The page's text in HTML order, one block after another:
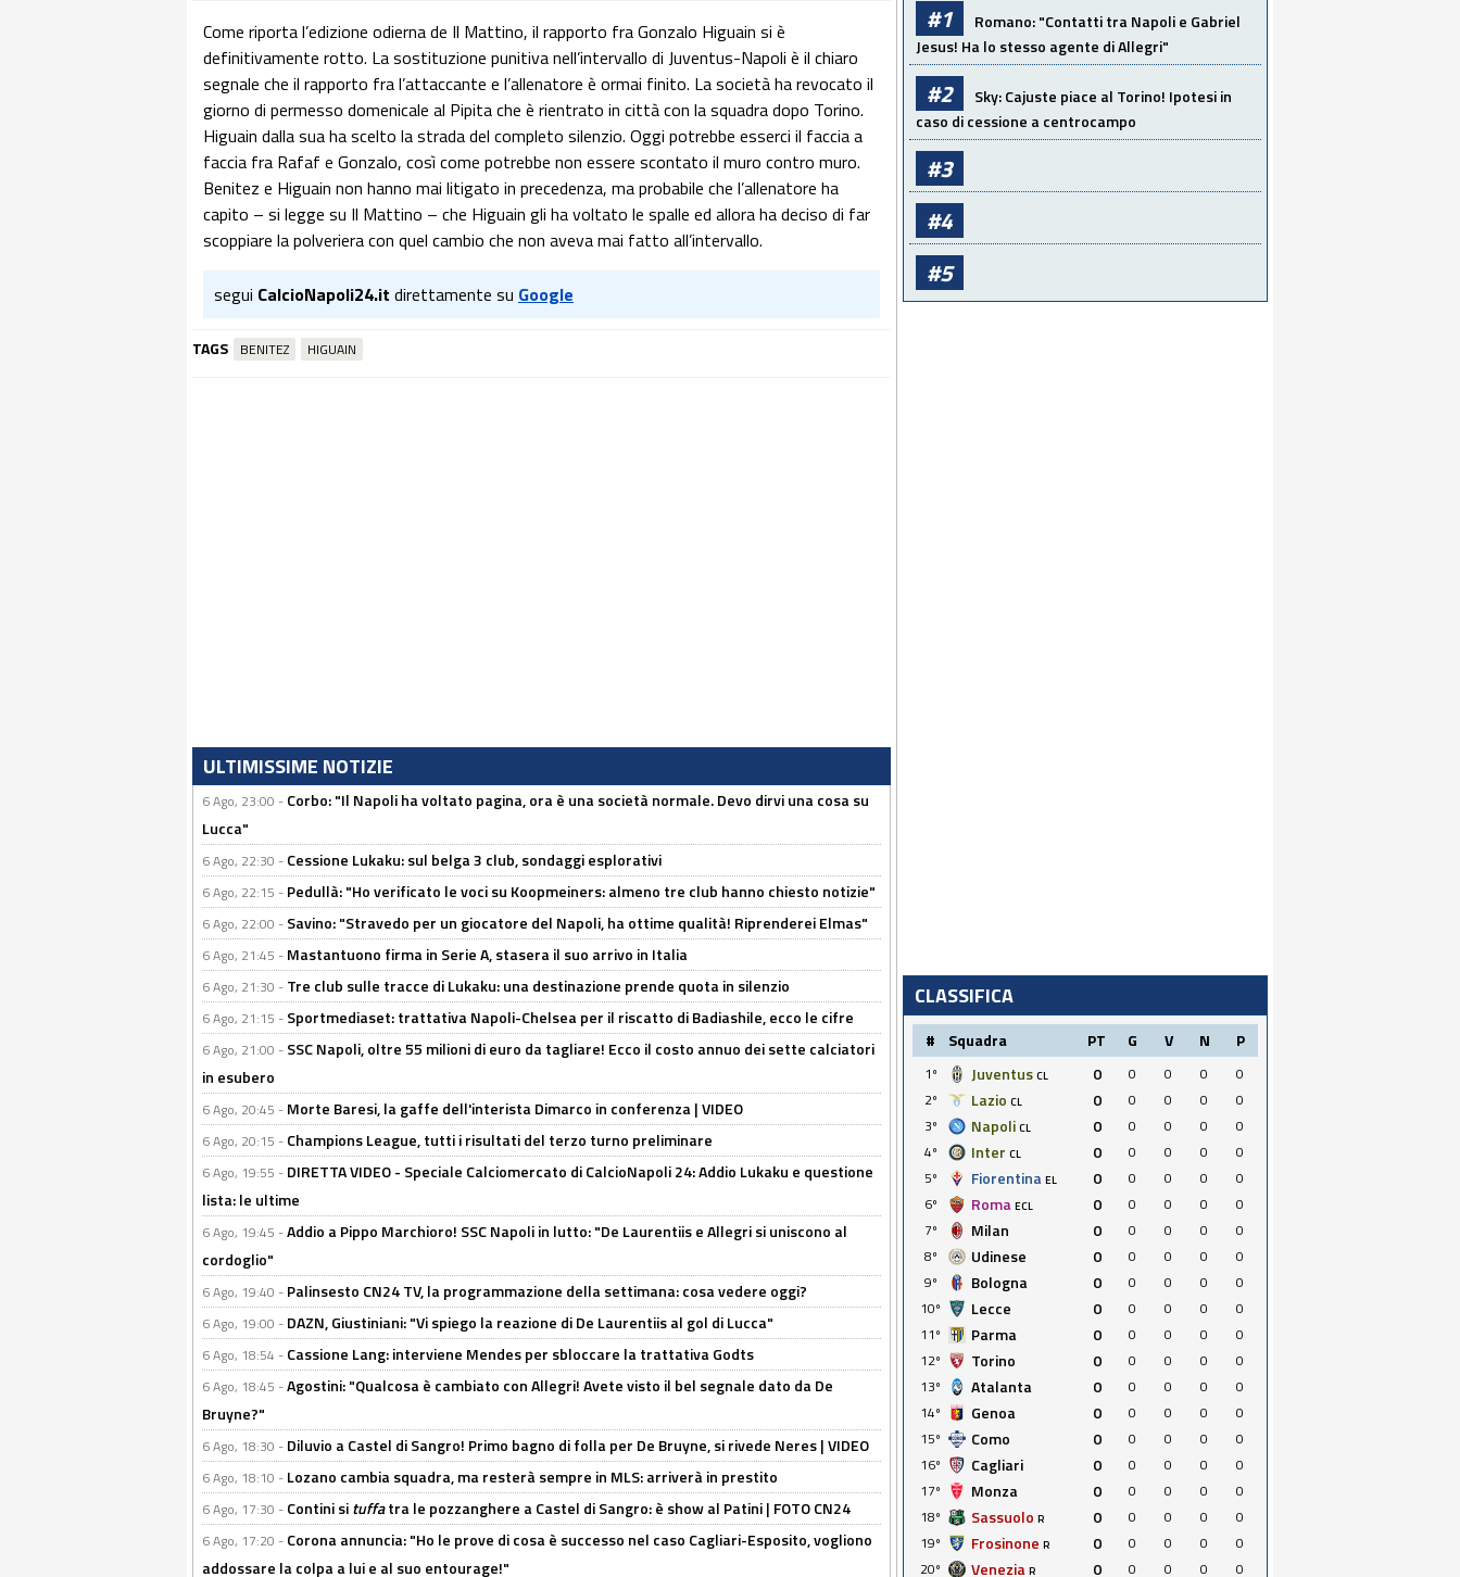
Come riporta l’edizione odierna de Il Mattino, il rapporto fra Gonzalo Higuain si è
definitivamente rotto. La sostituzione punitiva nell’intervallo di Juventus-Napoli è il chiaro
segnale che il rapporto fra l’attaccante e l’allenatore è ormai finito. La società ha revocato il
giorno di permesso domenicale al Pipita che è rientrato in città con la squadra dopo Torino.
Higuain dalla sua ha scelto la strada del completo silenzio. Oggi potrebbe esserci il faccia a
faccia fra Rafaf e Gonzalo, così come potrebbe non essere scontato il muro contro muro.
Benitez e Higuain non hanno mai litigato in precedenza, ma probabile che l’allenatore ha
capito – si legge su Il Mattino – che Higuain gli ha voltato le spalle ed allora ha deciso di far
scoppiare la polveriera con quel cambio che non aveva mai fatto all’intervallo.
segui CalcioNapoli24.it direttamente su Google
TAGS BENITEZ HIGUAIN
ULTIMISSIME NOTIZIE
6 Ago, 23:00 - Corbo: "Il Napoli ha voltato pagina, ora è una società normale. Devo dirvi una cosa su
Lucca"
6 Ago, 22:30 - Cessione Lukaku: sul belga 3 club, sondaggi esplorativi
6 Ago, 22:15 - Pedullà: "Ho verificato le voci su Koopmeiners: almeno tre club hanno chiesto notizie"
6 Ago, 22:00 - Savino: "Stravedo per un giocatore del Napoli, ha ottime qualità! Riprenderei Elmas"
6 Ago, 21:45 - Mastantuono firma in Serie A, stasera il suo arrivo in Italia
6 Ago, 21:30 - Tre club sulle tracce di Lukaku: una destinazione prende quota in silenzio
6 Ago, 21:15 - Sportmediaset: trattativa Napoli-Chelsea per il riscatto di Badiashile, ecco le cifre
6 Ago, 21:00 - SSC Napoli, oltre 55 milioni di euro da tagliare! Ecco il costo annuo dei sette calciatori
in esubero
6 Ago, 20:45 - Morte Baresi, la gaffe dell'interista Dimarco in conferenza | VIDEO
6 Ago, 20:15 - Champions League, tutti i risultati del terzo turno preliminare
6 Ago, 19:55 - DIRETTA VIDEO - Speciale Calciomercato di CalcioNapoli 24: Addio Lukaku e questione
lista: le ultime
6 Ago, 19:45 -Addio a Pippo Marchioro! SSC Napoli in lutto: "De Laurentiis e Allegri si uniscono al
cordoglio"
6 Ago, 19:40 - Palinsesto CN24 TV, la programmazione della settimana: cosa vedere oggi?
6 Ago, 19:00 - DAZN, Giustiniani: "Vi spiego la reazione di De Laurentiis al gol di Lucca"
6 Ago, 18:54 - Cassione Lang: interviene Mendes per sbloccare la trattativa Godts
6 Ago, 18:45 -Agostini: "Qualcosa è cambiato con Allegri! Avete visto il bel segnale dato da De
Bruyne?"
6 Ago, 18:30 - Diluvio a Castel di Sangro! Primo bagno di folla per De Bruyne, si rivede Neres | VIDEO
6 Ago, 18:10 - Lozano cambia squadra, ma resterà sempre in MLS: arriverà in prestito
6 Ago, 17:30 - Contini situffatra le pozzanghere a Castel di Sangro: è show al Patini | FOTO CN24
6 Ago, 17:20 - Corona annuncia: "Ho le prove di cosa è successo nel caso Cagliari-Esposito, vogliono
addossare la colpa a lui e al suo entourage!"
#1
Romano: "Contatti tra Napoli e Gabriel
Jesus! Ha lo stesso agente di Allegri"
#2
Sky: Cajuste piace al Torino! Ipotesi in
caso di cessione a centrocampo
#3
#4
#5
CLASSIFICA
# Squadra PT G V N P
1º Juventus CL 0 0 0 0
0
2º
Lazio CL 0 0 0 0
0
3º
Napoli CL 0 0 0 0
0
4º
Inter CL 0 0 0 0
0
5º
Fiorentina EL 0 0 0 0
0
6º
Roma ECL 0 0 0 0
0
7º
Milan 0 0 0 0
0
8º
Udinese 0 0 0 0
0
9º
Bologna 0 0 0 0
0
10º
Lecce 0 0 0 0
0
11º
Parma 0 0 0 0
0
12º
Torino 0 0 0 0
0
13º
Atalanta 0 0 0 0
0
14º
Genoa 0 0 0 0
0
15º
Como 0 0 0 0
0
16º
Cagliari 0 0 0 0
0
17º
Monza 0 0 0 0
0
18º
Sassuolo R 0 0 0 0
0
19º
Frosinone R 0 0 0 0
0
20º
Venezia R 0 0 0 0 0